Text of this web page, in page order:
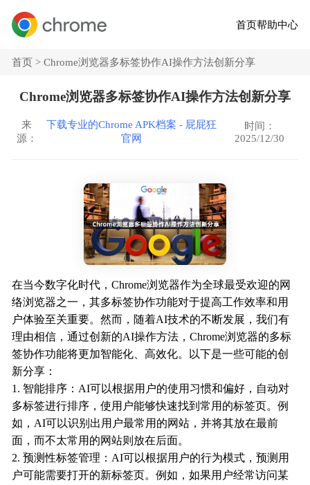
首页帮助中心
首页 >Chrome浏览器多标签协作AI操作方法创新分享
Chrome浏览器多标签协作AI操作方法创新分享
来
源：
下载专业的Chrome APK档案 - 屁屁狂
官网
时间：
2025/12/30
在当今数字化时代，Chrome浏览器作为全球最受欢迎的网
络浏览器之一，其多标签协作功能对于提高工作效率和用
户体验至关重要。然而，随着AI技术的不断发展，我们有
理由相信，通过创新的AI操作方法，Chrome浏览器的多标
签协作功能将更加智能化、高效化。以下是一些可能的创
新分享：
1. 智能排序：AI可以根据用户的使用习惯和偏好，自动对
多标签进行排序，使用户能够快速找到常用的标签页。例
如，AI可以识别出用户最常用的网站，并将其放在最前
面，而不太常用的网站则放在后面。
2. 预测性标签管理：AI可以根据用户的行为模式，预测用
户可能需要打开的新标签页。例如，如果用户经常访问某